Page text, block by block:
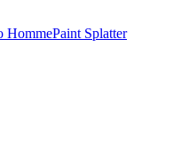
HommePaint Splatter